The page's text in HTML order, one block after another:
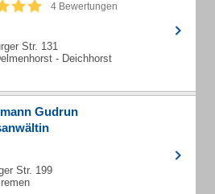
4 Bewertungen
Str. 131
- Deichhorst
Gudrun
Str. 199